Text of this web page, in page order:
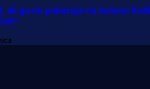
ali ga ne pokazuje na terenu!